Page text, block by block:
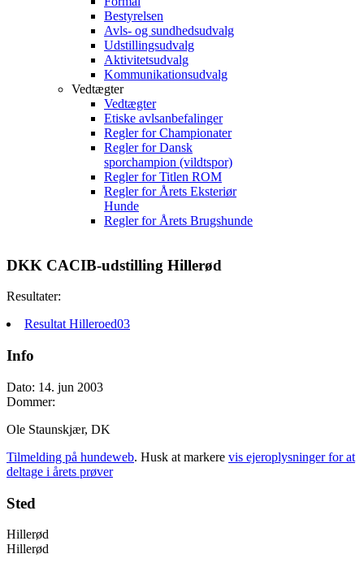
Bestyrelsen
Avls- og sundhedsudvalg
Udstillingsudvalg
Aktivitetsudvalg
Kommunikationsudvalg
Vedtægter
Vedtægter
Etiske avlsanbefalinger
Regler for Championater
Regler for Dansk
sporchampion (vildtspor)
Regler for Titlen ROM
Regler for Årets Eksteriør
Hunde
Regler for Årets Brugshunde
DKK CACIB-udstilling Hillerød
Resultater:
Resultat Hilleroed03
Info
Dato: 14. jun 2003
Dommer:
Ole Staunskjær, DK
Tilmelding på hundeweb. Husk at markere vis ejeroplysninger for at
deltage i årets prøver
Sted
Hillerød
Hillerød